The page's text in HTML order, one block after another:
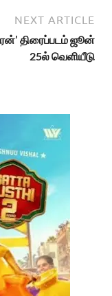
NEXT ARTICLE
திரைப்படம் ஜூன்
25ல் வெளியீடு